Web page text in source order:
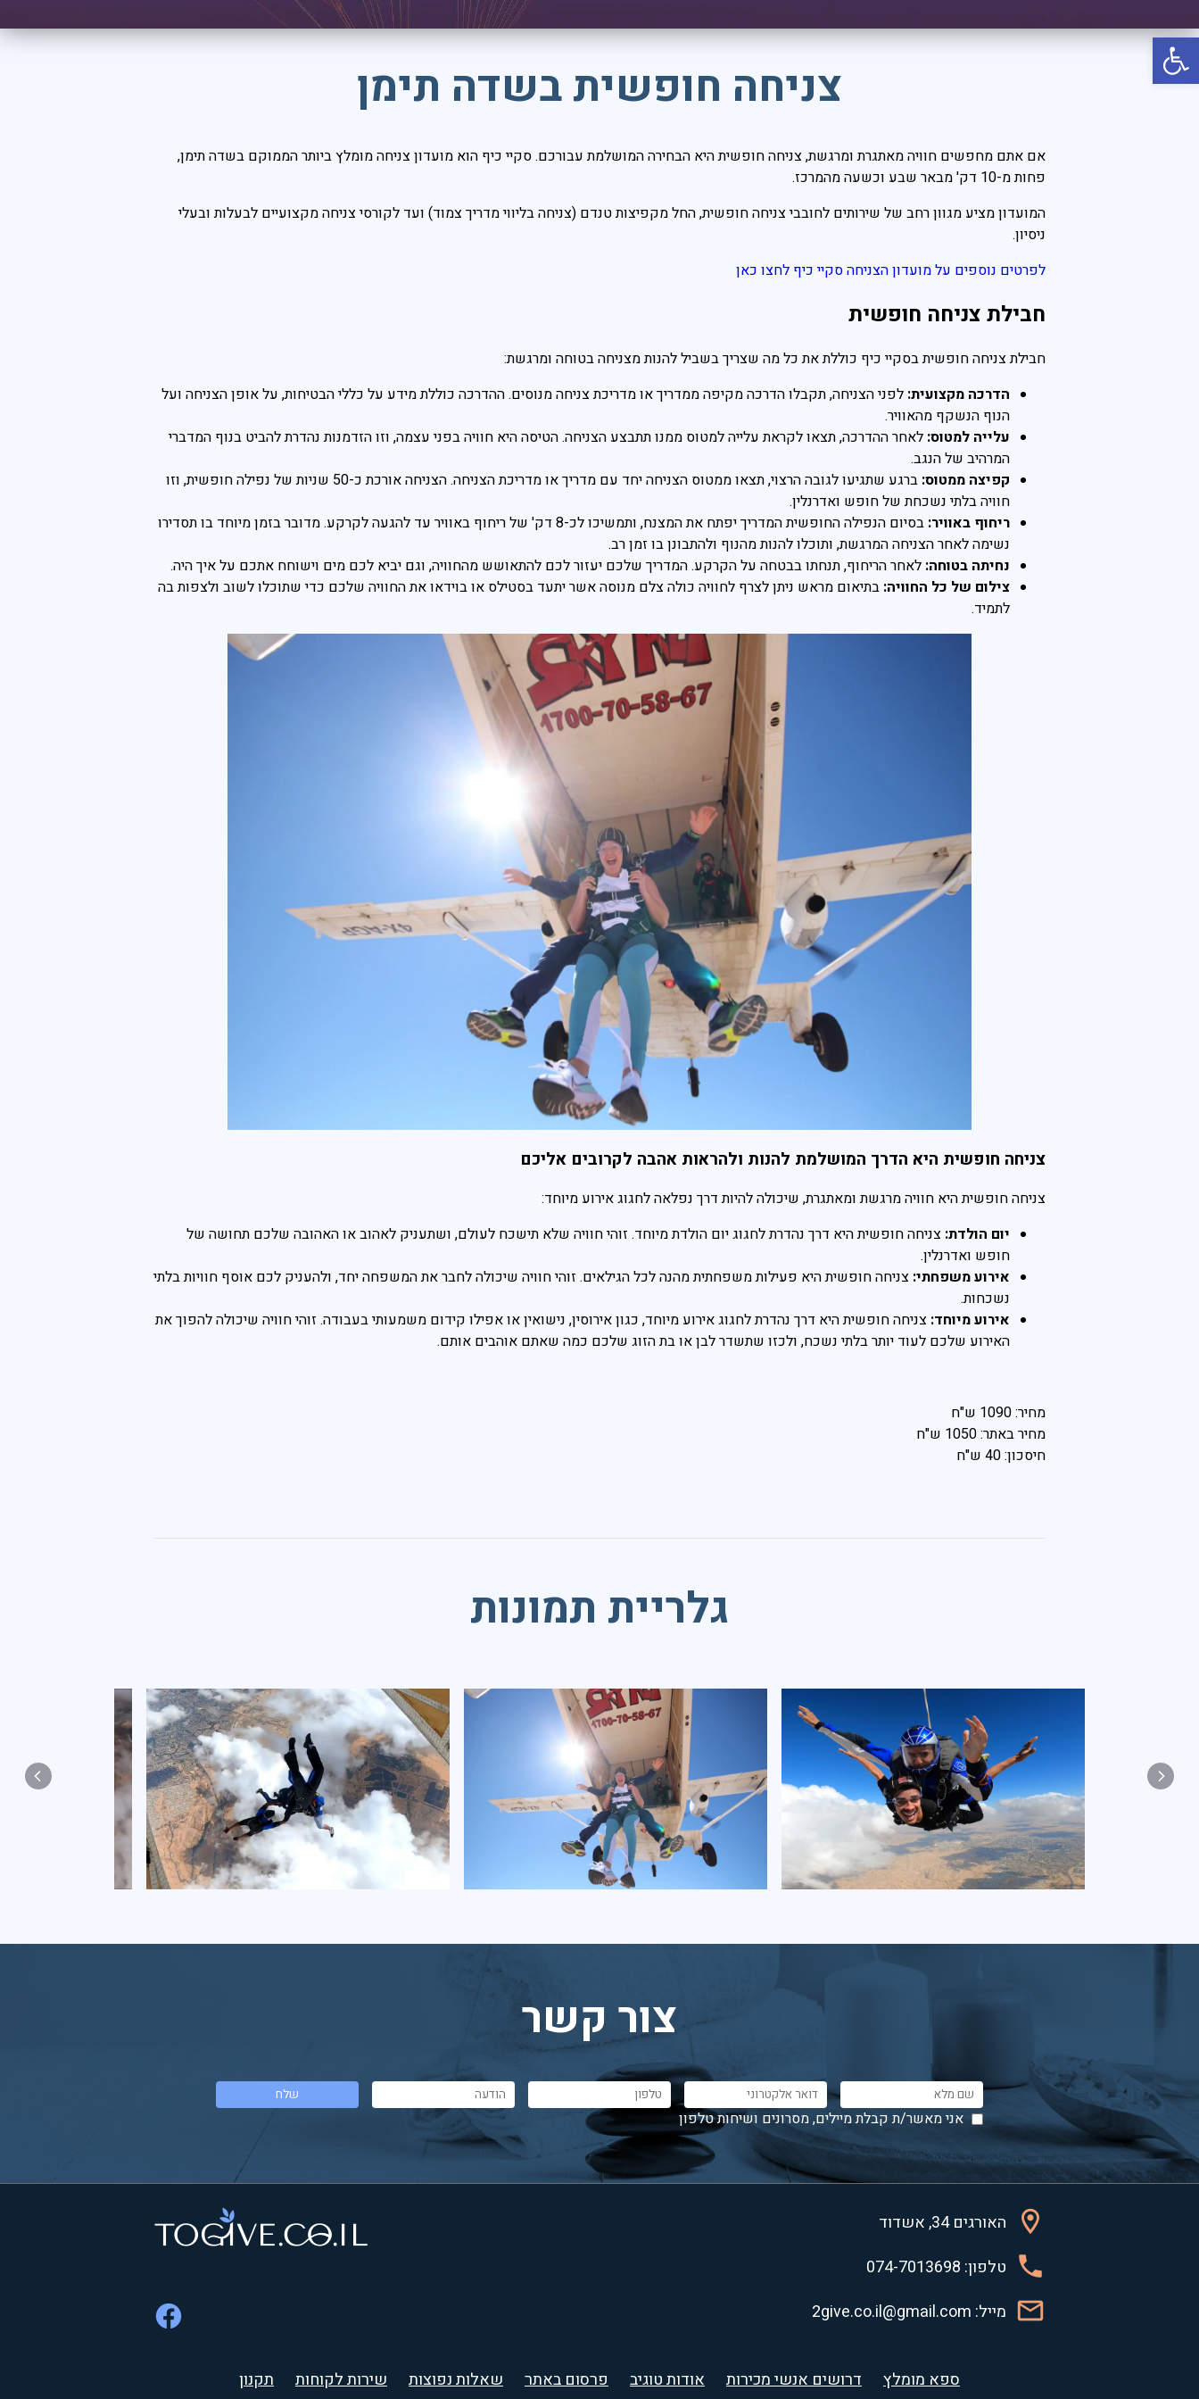
פתח סרגל נגישות
קפריסין
רודוס
תאילנד
לונדון
רומא
פראג
בהוד השרון
בהרצליה
בכפר סבא
ברמת השרון
ברעננה
צניחה חופשית בשדה תימן
אם אתם מחפשים חוויה מאתגרת ומרגשת, צניחה חופשית היא הבחירה המושלמת עבורכם. סקיי כיף הוא מועדון צניחה מומלץ ביותר הממוקם בשדה תימן,
פחות מ-10 דק' מבאר שבע וכשעה מהמרכז.
המועדון מציע מגוון רחב של שירותים לחובבי צניחה חופשית, החל מקפיצות טנדם (צניחה בליווי מדריך צמוד) ועד לקורסי צניחה מקצועיים לבעלות ובעלי
ניסיון.
לפרטים נוספים על מועדון הצניחה סקיי כיף לחצו כאן
חבילת צניחה חופשית
חבילת צניחה חופשית בסקיי כיף כוללת את כל מה שצריך בשביל להנות מצניחה בטוחה ומרגשת:
הדרכה מקצועית: לפני הצניחה, תקבלו הדרכה מקיפה ממדריך או מדריכת צניחה מנוסים. ההדרכה כוללת מידע על כללי הבטיחות, על אופן הצניחה ועל
הנוף הנשקף מהאוויר.
עלייה למטוס: לאחר ההדרכה, תצאו לקראת עלייה למטוס ממנו תתבצע הצניחה. הטיסה היא חוויה בפני עצמה, וזו הזדמנות נהדרת להביט בנוף המדברי
המרהיב של הנגב.
קפיצה ממטוס:
ברגע שתגיעו לגובה הרצוי, תצאו ממטוס הצניחה יחד עם מדריך או מדריכת הצניחה. הצניחה אורכת כ-50 שניות של נפילה חופשית, וזו
חוויה בלתי נשכחת של חופש ואדרנלין.
ריחוף באוויר:
בסיום הנפילה החופשית המדריך יפתח את המצנח, ותמשיכו לכ-8 דק' של ריחוף באוויר עד להגעה לקרקע. מדובר בזמן מיוחד בו תסדירו
נשימה לאחר הצניחה המרגשת, ותוכלו להנות מהנוף ולהתבונן בו זמן רב.
נחיתה בטוחה: לאחר הריחוף, תנחתו בבטחה על הקרקע. המדריך שלכם יעזור לכם להתאושש מהחוויה, וגם יביא לכם מים וישוחח אתכם על איך היה.
צילום של כל החוויה: בתיאום מראש ניתן לצרף לחוויה כולה צלם מנוסה אשר יתעד בסטילס או בוידאו את החוויה שלכם כדי שתוכלו לשוב ולצפות בה
לתמיד.
צניחה חופשית היא הדרך המושלמת להנות ולהראות אהבה לקרובים אליכם
צניחה חופשית היא חוויה מרגשת ומאתגרת, שיכולה להיות דרך נפלאה לחגוג אירוע מיוחד:
יום הולדת: צניחה חופשית היא דרך נהדרת לחגוג יום הולדת מיוחד. זוהי חוויה שלא תישכח לעולם, ושתעניק לאהוב או האהובה שלכם תחושה של
חופש ואדרנלין.
אירוע משפחתי: צניחה חופשית היא פעילות משפחתית מהנה לכל הגילאים. זוהי חוויה שיכולה לחבר את המשפחה יחד, ולהעניק לכם אוסף חוויות בלתי
נשכחות.
אירוע מיוחד: צניחה חופשית היא דרך נהדרת לחגוג אירוע מיוחד, כגון אירוסין, נישואין או אפילו קידום משמעותי בעבודה. זוהי חוויה שיכולה להפוך את
האירוע שלכם לעוד יותר בלתי נשכח, ולכזו שתשדר לבן או בת הזוג שלכם כמה שאתם אוהבים אותם.
מחיר: 1090 ש"ח
מחיר באתר: 1050 ש"ח
חיסכון: 40 ש"ח
גלריית תמונות
צור קשר
אני מאשר/ת קבלת מיילים, מסרונים ושיחות טלפון
האורגים 34, אשדוד
טלפון: 074-7013698
מייל: 2give.co.il@gmail.com
ספא מומלץ דרושים אנשי מכירות אודות טוגיב פרסום באתר שאלות נפוצות שירות לקוחות תקנון